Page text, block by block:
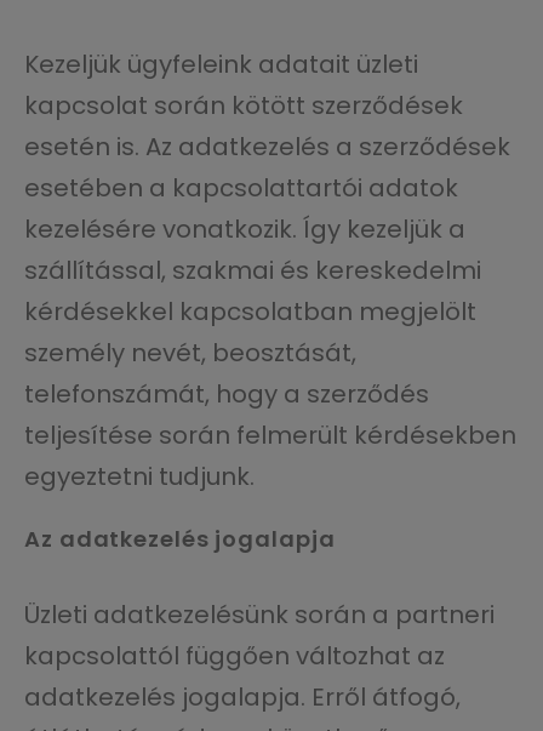
Kezeljük ügyfeleink adatait üzleti
kapcsolat során kötött szerződések
esetén is. Az adatkezelés a szerződések
esetében a kapcsolattartói adatok
kezelésére vonatkozik. Így kezeljük a
szállítással, szakmai és kereskedelmi
kérdésekkel kapcsolatban megjelölt
személy nevét, beosztását,
telefonszámát, hogy a szerződés
teljesítése során felmerült kérdésekben
egyeztetni tudjunk.
Az adatkezelés jogalapja
Üzleti adatkezelésünk során a partneri
kapcsolattól függően változhat az
adatkezelés jogalapja. Erről átfogó,